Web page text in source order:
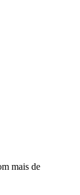
mais de